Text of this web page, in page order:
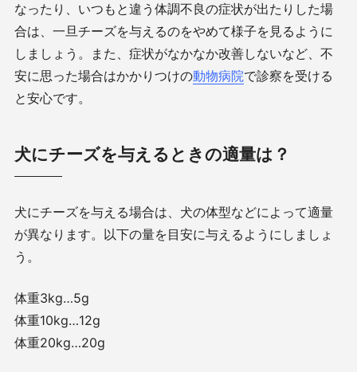
なったり、いつもと違う体調不良の症状が出たりした場
合は、一旦チーズを与えるのをやめて様子を見るように
しましょう。また、症状がなかなか改善しないなど、不
安に思った場合はかかりつけの動物病院で診察を受ける
と安心です。
犬にチーズを与えるときの適量は？
犬にチーズを与える場合は、犬の体型などによって適量
が異なります。以下の量を目安に与えるようにしましょ
う。
体重3kg…5g
体重10kg…12g
体重20kg…20g